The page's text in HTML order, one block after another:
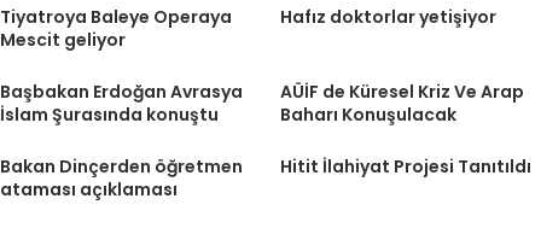
Tiyatroya Baleye Operaya
Mescit geliyor
Hafız doktorlar yetişiyor
Başbakan Erdoğan Avrasya
İslam Şurasında konuştu
AÜİF de Küresel Kriz Ve Arap
Baharı Konuşulacak
Bakan Dinçerden öğretmen
ataması açıklaması
Hitit İlahiyat Projesi Tanıtıldı